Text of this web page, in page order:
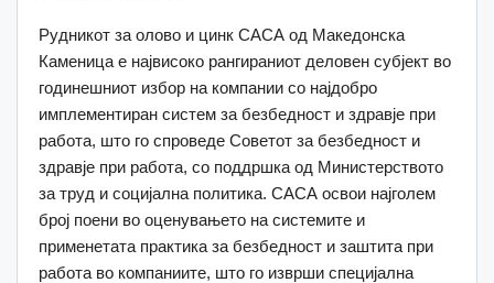
Рудникот за олово и цинк САСА од Македонска
Каменица е највисоко рангираниот деловен субјект во
годинешниот избор на компании со најдобро
имплементиран систем за безбедност и здравје при
работа, што го спроведе Советот за безбедност и
здравје при работа, со поддршка од Министерството
за труд и социјална политика. САСА освои најголем
број поени во оценувањето на системите и
применетата практика за безбедност и заштита при
работа во компаниите, што го изврши специјална